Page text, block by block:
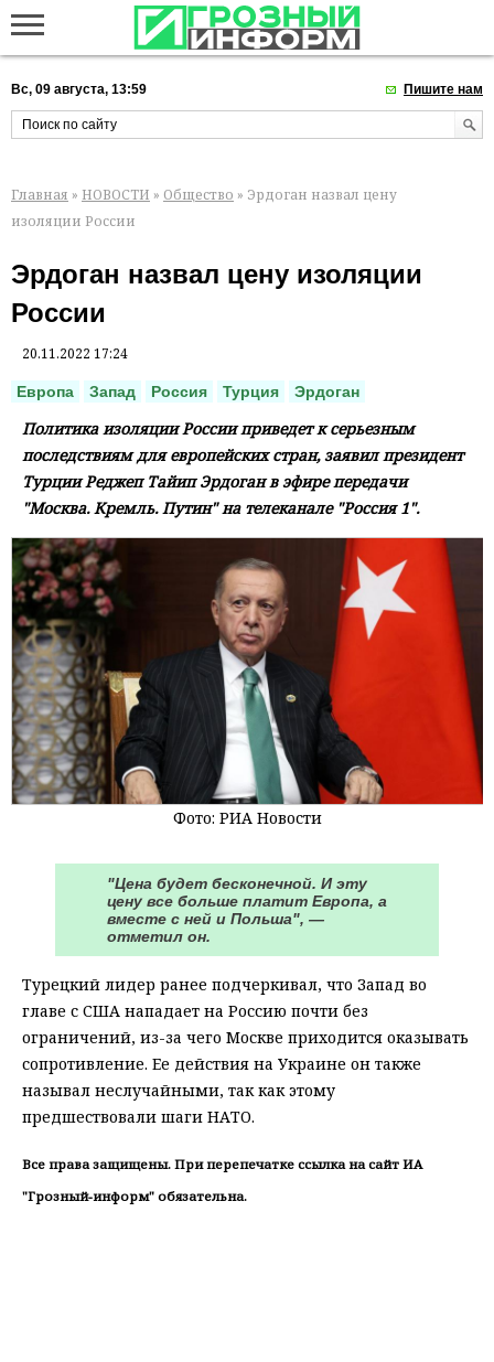
Вс, 09 августа, 13:59 Пишите нам
Главная » НОВОСТИ » Общество » Эрдоган назвал цену
изоляции России
Эрдоган назвал цену изоляции
России
20.11.2022 17:24
Европа Запад Россия Турция Эрдоган
Политика изоляции России приведет к серьезным
последствиям для европейских стран, заявил президент
Турции Реджеп Тайип Эрдоган в эфире передачи
"Москва. Кремль. Путин" на телеканале "Россия 1".
Фото: РИА Новости
"Цена будет бесконечной. И эту
цену все больше платит Европа, а
вместе с ней и Польша", —
отметил он.
Турецкий лидер ранее подчеркивал, что Запад во
главе с США нападает на Россию почти без
ограничений, из-за чего Москве приходится оказывать
сопротивление. Ее действия на Украине он также
называл неслучайными, так как этому
предшествовали шаги НАТО.
Все права защищены. При перепечатке ссылка на сайт ИА
"Грозный-информ" обязательна.